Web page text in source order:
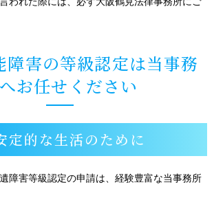
障害の等級認定は当事務
お任せください
定的な生活のために
障害等級認定の申請は、経験豊富な当事務所